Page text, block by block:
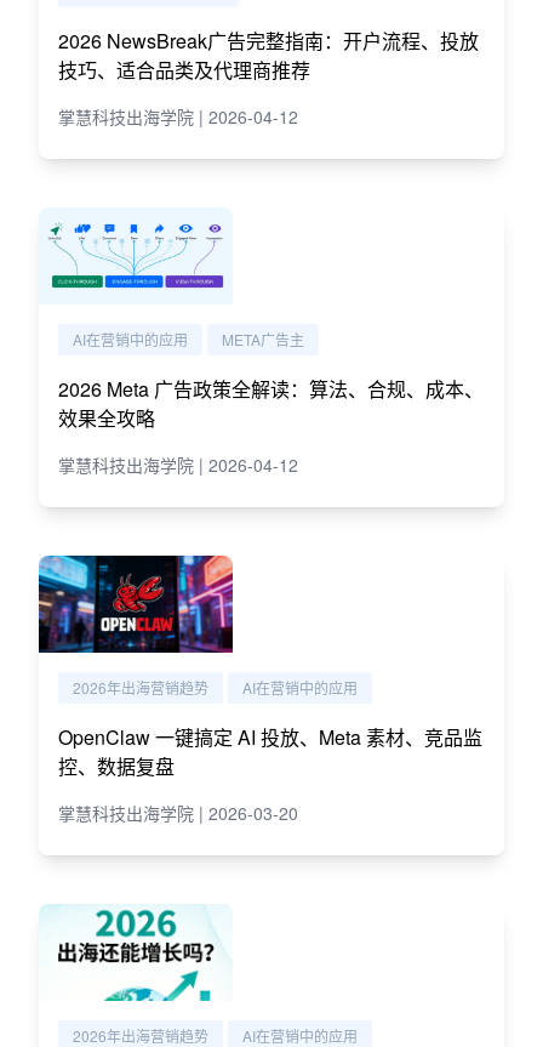
2026 NewsBreak广告完整指南：开户流程、投放
技巧、适合品类及代理商推荐
掌慧科技出海学院 | 2026-04-12
AI在营销中的应用 META广告主
2026 Meta 广告政策全解读：算法、合规、成本、
效果全攻略
掌慧科技出海学院 | 2026-04-12
2026年出海营销趋势 AI在营销中的应用
OpenClaw 一键搞定 AI 投放、Meta 素材、竞品监
控、数据复盘
掌慧科技出海学院 | 2026-03-20
2026年出海营销趋势 AI在营销中的应用